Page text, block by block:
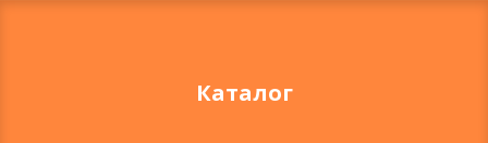
Каталог